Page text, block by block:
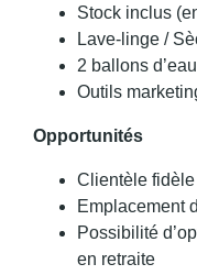
Stock inclus
Lave-linge /
2 ballons
Outils
Opportunités
Clientèle
Emplacement
Possibilité
en retraite